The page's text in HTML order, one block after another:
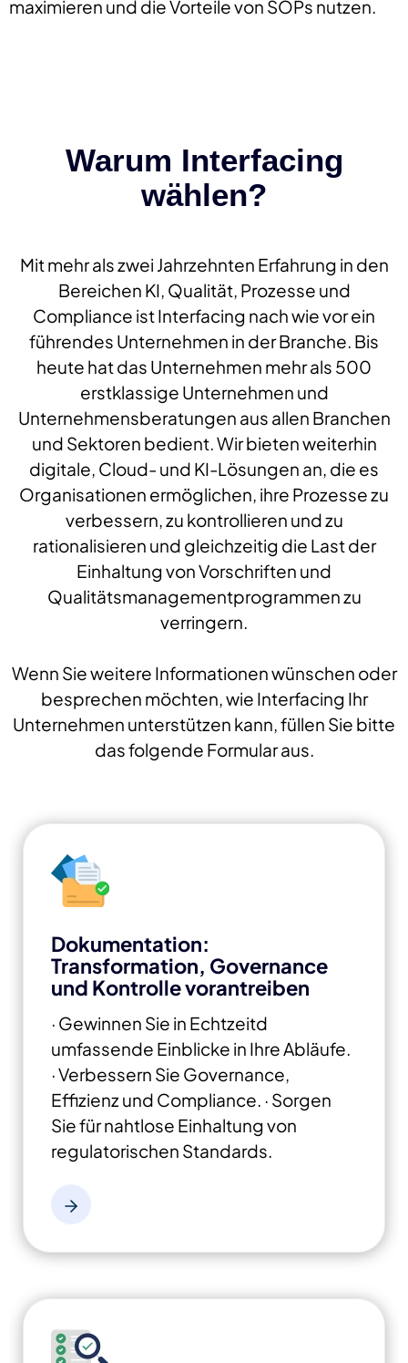
maximieren und die Vorteile von SOPs nutzen.
Warum Interfacing
wählen?
Mit mehr als zwei Jahrzehnten Erfahrung in den
Bereichen KI, Qualität, Prozesse und
Compliance ist Interfacing nach wie vor ein
führendes Unternehmen in der Branche. Bis
heute hat das Unternehmen mehr als 500
erstklassige Unternehmen und
Unternehmensberatungen aus allen Branchen
und Sektoren bedient. Wir bieten weiterhin
digitale, Cloud- und KI-Lösungen an, die es
Organisationen ermöglichen, ihre Prozesse zu
verbessern, zu kontrollieren und zu
rationalisieren und gleichzeitig die Last der
Einhaltung von Vorschriften und
Qualitätsmanagementprogrammen zu
verringern.
Wenn Sie weitere Informationen wünschen oder
besprechen möchten, wie Interfacing Ihr
Unternehmen unterstützen kann, füllen Sie bitte
das folgende Formular aus.
Dokumentation:
Transformation, Governance
und Kontrolle vorantreiben
· Gewinnen Sie in Echtzeitd
umfassende Einblicke in Ihre Abläufe.
· Verbessern Sie Governance,
Effizienz und Compliance. · Sorgen
Sie für nahtlose Einhaltung von
regulatorischen Standards.